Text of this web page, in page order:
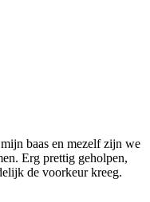
baas en mezelf zijn we
Erg prettig geholpen,
de voorkeur kreeg.